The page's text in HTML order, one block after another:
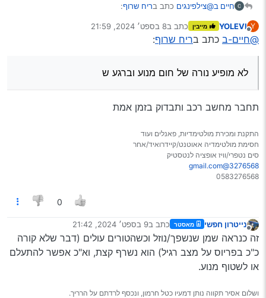
חיים ב@צילפינגים כתב בריח שרוף:
אולי זה חום מנוע תבדוק
לא מופיע נורה של חום מנוע וברגע שאני מפסיק לאמץ את
Y
YOLEVI מייבין כתב ב8 בספט׳ 2024, 21:59
נערך לאחרונה על ידי
@חיים-ב כתב בריח שרוף:
לא מופיע נורה של חום מנוע וברגע ש
תחבר מחשב רכב ותבדוק בזמן אמת
התקנת ומכירת מולטימדיות, פאנלים ועוד
חסימת מולטימדיה אאוטנט/קיידרואיד/אחר
סים נטפרי/וויז אופציה לנטסטיק
3276568@gmail.com
0583276568
0
מנותק
נייטרון חפשי מאסטר כתב ב9 בספט׳ 2024, 21:42
נערך לאחרונה על ידי
זה כנראה שמן שנשפך/נוזל וכשהטורים עולים (דבר שלא קורה
כ"כ בפריוס על מצב רגיל) הוא נשרף קצת, וא"כ אפשר להתעלם
או לשטוף מנוע.
ושלום אסיר תקווה נותן דמעיו כטל חרמון, ונכסף לרדתם על הרריך.